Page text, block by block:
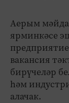
Аерым
ярминкәсе
вакансия
бирүчеләр
һәм
алачак.